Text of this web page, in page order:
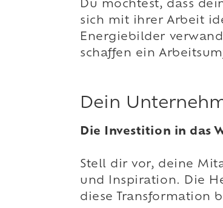
Du möchtest, dass
sich mit ihrer Arbeit
Energiebilder
schaffen ein
Dein
Die Investition in das
Stell dir vor, deine
und Inspiration. Die
diese Transformation